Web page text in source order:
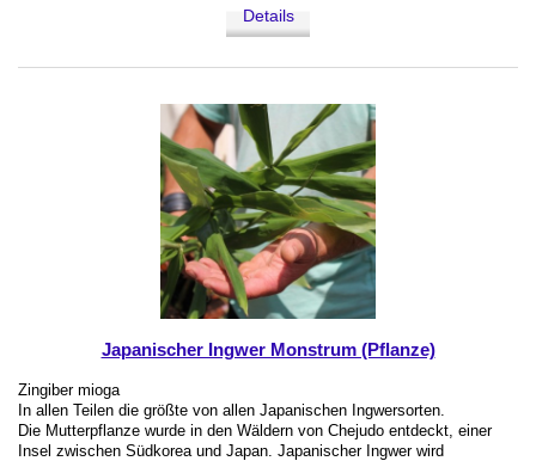
Details
Japanischer Ingwer Monstrum (Pflanze)
Zingiber mioga
In allen Teilen die größte von allen Japanischen Ingwersorten.
Die Mutterpflanze wurde in den Wäldern von Chejudo entdeckt, einer
Insel zwischen Südkorea und Japan. Japanischer Ingwer wird